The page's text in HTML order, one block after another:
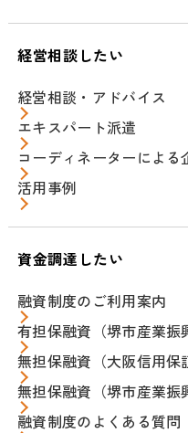
経営相談したい
経営相談・アドバイス
エキスパート派遣
コーディネーターによる
活用事例
資金調達したい
融資制度のご利用案内
有担保融資（堺市産業振
無担保融資（大阪信用保
無担保融資（堺市産業振
融資制度のよくある質問